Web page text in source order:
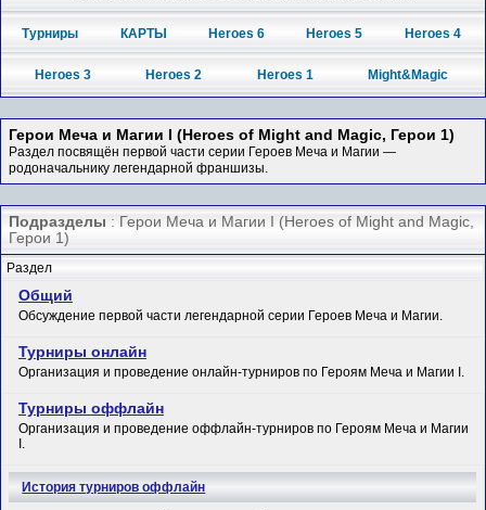
Турниры КАРТЫ Heroes 6 Heroes 5 Heroes 4
Heroes 3 Heroes 2 Heroes 1 Might&Magic
Герои Меча и Магии I (Heroes of Might and Magic, Герои 1)
Раздел посвящён первой части серии Героев Меча и Магии —
родоначальнику легендарной франшизы.
Подразделы : Герои Меча и Магии I (Heroes of Might and Magic,
Герои 1)
Раздел
Общий
Обсуждение первой части легендарной серии Героев Меча и Магии.
Турниры онлайн
Организация и проведение онлайн-турниров по Героям Меча и Магии I.
Турниры оффлайн
Организация и проведение оффлайн-турниров по Героям Меча и Магии
I.
История турниров оффлайн